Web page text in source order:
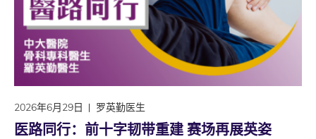
2026年6月29日 罗英勤医生
医路同行：前十字韧带重建 赛场再展英姿